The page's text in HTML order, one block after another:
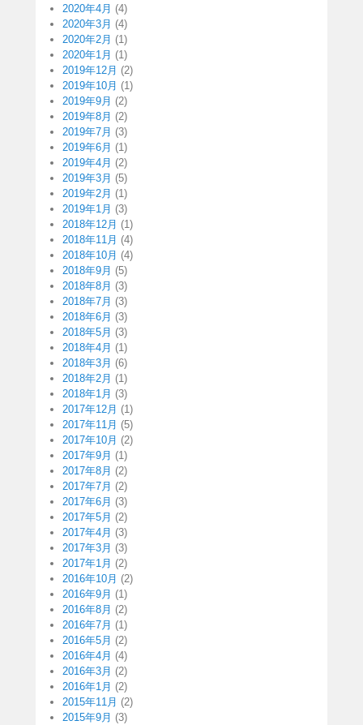
2020年4月 (4)
2020年3月 (4)
2020年2月 (1)
2020年1月 (1)
2019年12月 (2)
2019年10月 (1)
2019年9月 (2)
2019年8月 (2)
2019年7月 (3)
2019年6月 (1)
2019年4月 (2)
2019年3月 (5)
2019年2月 (1)
2019年1月 (3)
2018年12月 (1)
2018年11月 (4)
2018年10月 (4)
2018年9月 (5)
2018年8月 (3)
2018年7月 (3)
2018年6月 (3)
2018年5月 (3)
2018年4月 (1)
2018年3月 (6)
2018年2月 (1)
2018年1月 (3)
2017年12月 (1)
2017年11月 (5)
2017年10月 (2)
2017年9月 (1)
2017年8月 (2)
2017年7月 (2)
2017年6月 (3)
2017年5月 (2)
2017年4月 (3)
2017年3月 (3)
2017年1月 (2)
2016年10月 (2)
2016年9月 (1)
2016年8月 (2)
2016年7月 (1)
2016年5月 (2)
2016年4月 (4)
2016年3月 (2)
2016年1月 (2)
2015年11月 (2)
2015年9月 (3)